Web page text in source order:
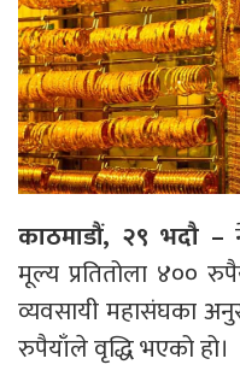
काठमाडौं, २९ भदौ –
मूल्य प्रतितोला ४००
व्यवसायी महासंघका
रुपैयाँले वृद्धि भएको हो।